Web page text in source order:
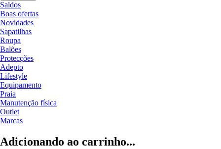
Saldos
Boas ofertas
Novidades
Sapatilhas
Roupa
Balões
Protecções
Adepto
Lifestyle
Equipamento
Praia
Manutenção física
Outlet
Marcas
Adicionando ao carrinho...